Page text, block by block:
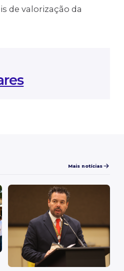
de valorização da
Mais notícias